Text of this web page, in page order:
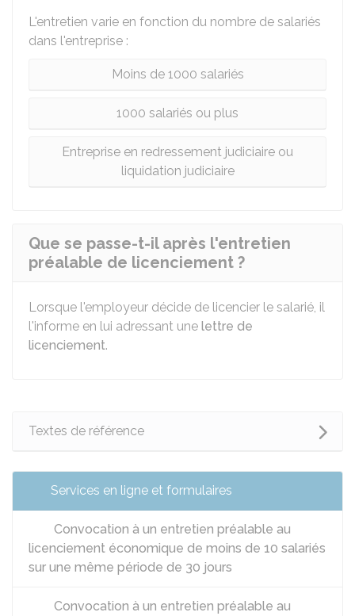
L'entretien varie en fonction du nombre de salariés
dans l'entreprise :
Moins de 1000 salariés
1000 salariés ou plus
Entreprise en redressement judiciaire ou
liquidation judiciaire
Que se passe-t-il après l'entretien
préalable de licenciement ?
Lorsque l'employeur décide de licencier le salarié, il
l'informe en lui adressant une lettre de
licenciement.
Textes de référence
Services en ligne et formulaires
Convocation à un entretien préalable au
licenciement économique de moins de 10 salariés
sur une même période de 30 jours
Convocation à un entretien préalable au